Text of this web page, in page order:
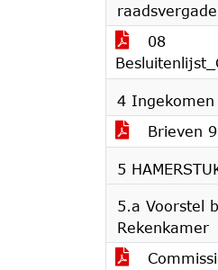
08
4 Ingekomen
Brieven
5
5.a Voorstel
Rekenkamer